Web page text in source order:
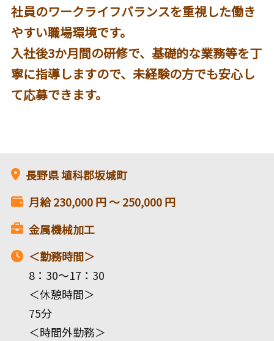
社員のワークライフバランスを重視した働き
やすい職場環境です。
入社後3か月間の研修で、基礎的な業務等を丁
寧に指導しますので、未経験の方でも安心し
て応募できます。
長野県埴科郡坂城町
月給 230,000 円 〜 250,000円
金属機械加工
＜勤務時間＞
8：30～17：30
＜休憩時間＞
75分
＜時間外勤務＞